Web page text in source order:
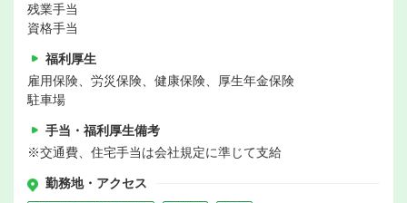
残業手当
資格手当
福利厚生
雇用保険、労災保険、健康保険、厚生年金保険
駐車場
手当・福利厚生備考
※交通費、住宅手当は会社規定に準じて支給
勤務地・アクセス